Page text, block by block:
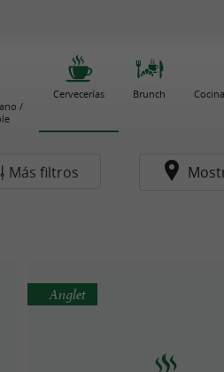
/
Cervecerías Brunch
Más filtros
Anglet